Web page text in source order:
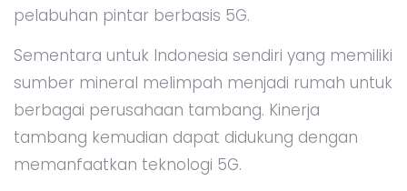
pelabuhan pintar berbasis 5G.
Sementara untuk Indonesia sendiri yang memiliki
sumber mineral melimpah menjadi rumah untuk
berbagai perusahaan tambang. Kinerja
tambang kemudian dapat didukung dengan
memanfaatkan teknologi 5G.